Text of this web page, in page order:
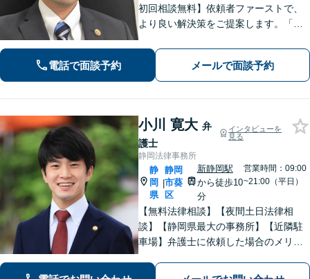
初回相談無料】依頼者ファーストで、
より良い解決策をご提案します。「お
るよう、丁寧に説明して対応します
【焼津駅2分】【法テラス利用可能】
電話で面談予約 メールで面談予約
小川 寛大 弁
護士
インタビューを
見る
静岡法律事務所
静
岡
県
|
静岡
市葵
区
新静岡駅
から徒歩10
分
営業時間：09:00
~21:00（平日）
【無料法律相談】【夜間土日法律相
談】【静岡県最大の事務所】【近隣駐
車場】弁護士に依頼した場合のメリッ